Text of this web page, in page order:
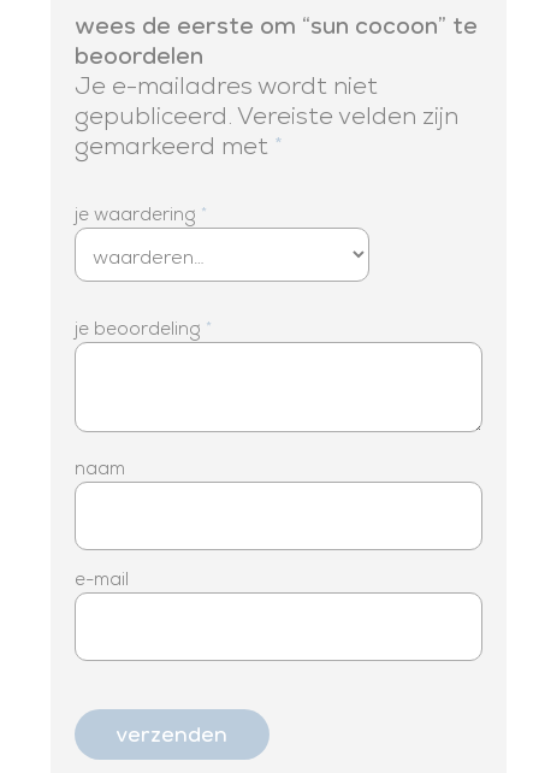
wees de eerste om “sun cocoon” te
beoordelen
Je e-mailadres wordt niet
gepubliceerd.Vereiste velden zijn
gemarkeerd met *
je waardering *
je beoordeling *
naam
e-mail